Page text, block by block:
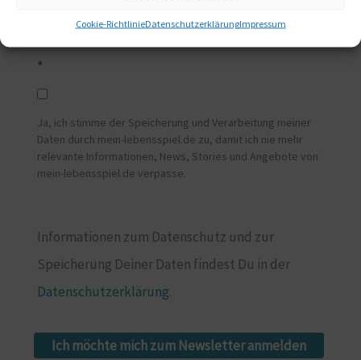
Cookie-RichtlinieDatenschutzerklärungImpressum
*
Ja, ich stimme der Speicherung und Verarbeitung meiner
Daten durch mein-lebensspiel.de zu, damit ich nie mehr
relevante Informationen, News, Stories und Angebote von
mein-lebensspiel.de verpasse.
Informationen zum Datenschutz und zur
Speicherung Deiner Daten findest Du in der
Datenschutzerklärung.
Ich möchte mich zum Newsletter anmelden